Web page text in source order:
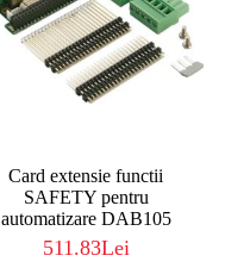
Card extensie functii
SAFETY pentru
automatizare DAB105
511.83Lei